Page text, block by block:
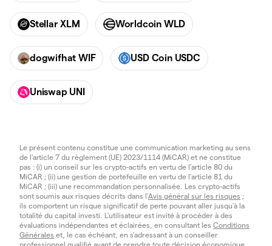
Stellar XLM Worldcoin WLD
dogwifhat WIF USD Coin USDC
Uniswap UNI
Le présent contenu constitue une communication marketing au sens
de l'article 7 du règlement (UE) 2023/1114 (MiCAR) et ne constitue
pas : (i) un conseil sur les crypto-actifs en vertu de l'article 80 du
MiCAR ; (ii) une gestion de portefeuille en vertu de l'article 81 du
MiCAR ; (iii) une recommandation personnalisée. Les crypto-actifs
sont soumis aux risques décrits dans l'Avis général sur les risques ;
ils comportent un risque significatif de perte pouvant aller jusqu'à la
totalité du capital investi. L'utilisateur est invité à procéder à des
évaluations indépendantes et éclairées, en consultant les Conditions
Générales et, le cas échéant, en s'adressant à un conseiller